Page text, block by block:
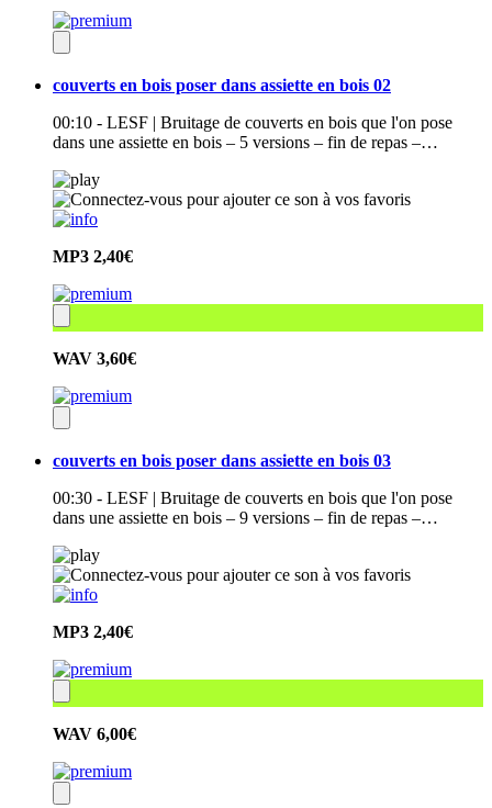
couverts en bois poser dans assiette en bois 02
00:10 - LESF | Bruitage de couverts en bois que l'on pose
dans une assiette en bois – 5 versions – fin de repas –…
MP3 2,40€
WAV 3,60€
couverts en bois poser dans assiette en bois 03
00:30 - LESF | Bruitage de couverts en bois que l'on pose
dans une assiette en bois – 9 versions – fin de repas –…
MP3 2,40€
WAV 6,00€